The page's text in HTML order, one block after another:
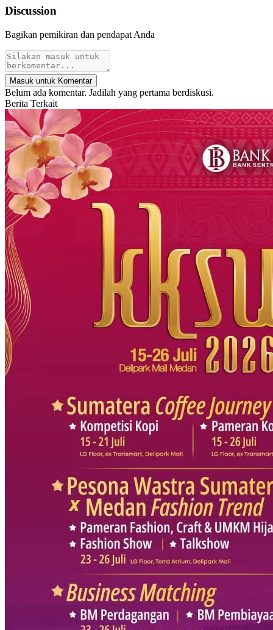
Discussion
Bagikan pemikiran dan pendapat Anda
Masuk untuk Komentar
Belum ada komentar. Jadilah yang pertama berdiskusi.
Berita Terkait